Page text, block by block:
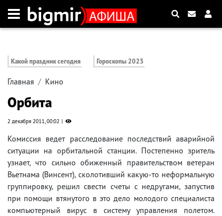
Какой праздник сегодня Гороскопы 2025
Главная Кино
Орбита
2 декабря 2011, 00:02
Комиссия ведет расследование последствий аварийной
ситуации на орбитальной станции. Постепенно зритель
узнает, что сильно обиженный правительством ветеран
Вьетнама (Винсент), сколотивший какую-то неформальную
группировку, решил свести счеты с недругами, запустив
при помощи втянутого в это дело молодого специалиста
компьютерный вирус в систему управления полетом.